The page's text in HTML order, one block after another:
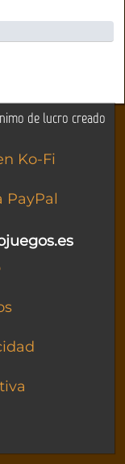
de lucro creado
Ko-Fi
PayPal